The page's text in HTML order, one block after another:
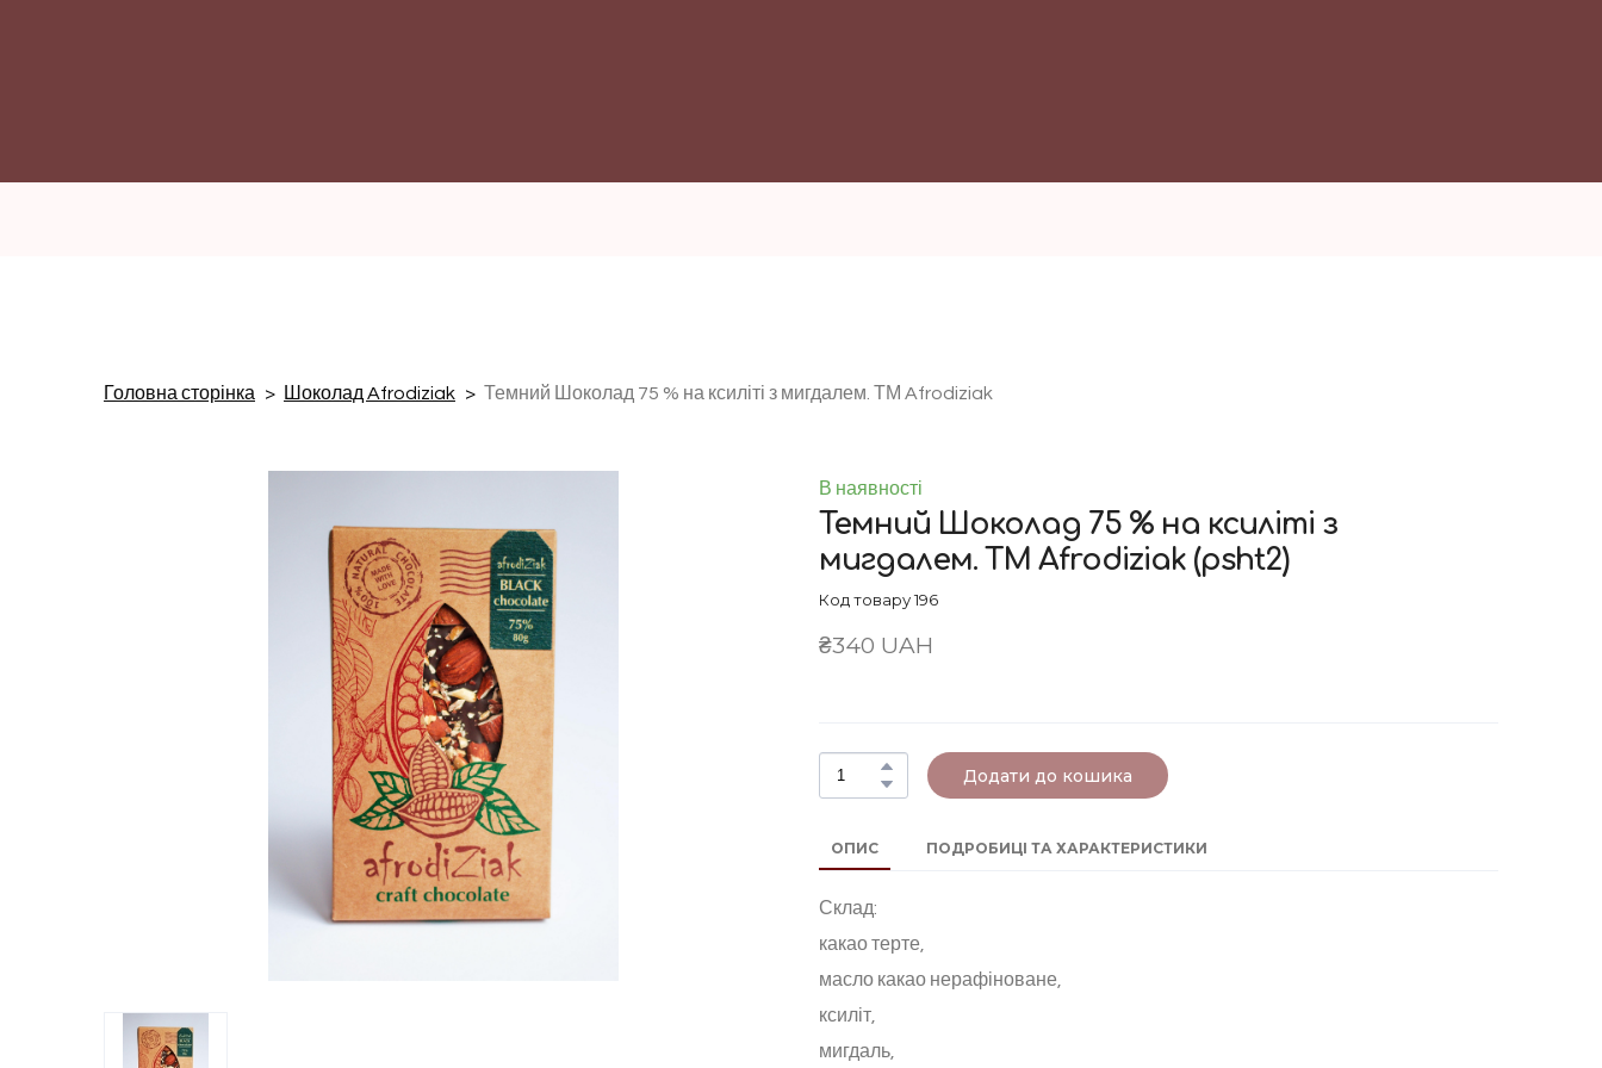
Головна сторінка Шоколад Afrodiziak Темний Шоколад 75 % на ксиліті з мигдалем. ТМ Afrodiziak
В наявності
Темний Шоколад 75 % на ксиліті з
мигдалем. ТМ Afrodiziak (psht2)
Код товару 196
₴340 UAH
Додати до кошика
ОПИС ПОДРОБИЦІ ТА ХАРАКТЕРИСТИКИ
Склад:
какао терте,
масло какао нерафіноване,
ксиліт,
мигдаль,